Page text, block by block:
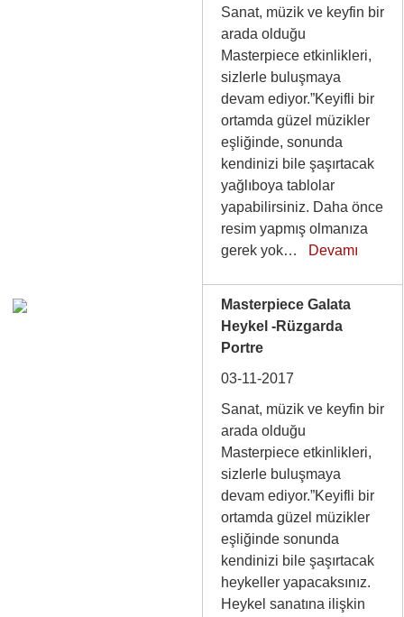
Sanat, müzik ve keyfin bir
arada olduğu
Masterpiece etkinlikleri,
sizlerle buluşmaya
devam ediyor.”Keyifli bir
ortamda güzel müzikler
eşliğinde, sonunda
kendinizi bile şaşırtacak
yağlıboya tablolar
yapabilirsiniz. Daha önce
resim yapmış olmanıza
gerek yok… Devamı
Masterpiece Galata
Heykel -Rüzgarda
Portre
03-11-2017
Sanat, müzik ve keyfin bir
arada olduğu
Masterpiece etkinlikleri,
sizlerle buluşmaya
devam ediyor.”Keyifli bir
ortamda güzel müzikler
eşliğinde sonunda
kendinizi bile şaşırtacak
heykeller yapacaksınız.
Heykel sanatına ilişkin